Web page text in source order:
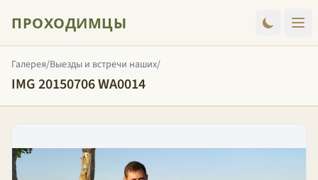
ПРОХОДИМЦЫ
Галерея/Выезды и встречи наших/
IMG 20150706 WA0014